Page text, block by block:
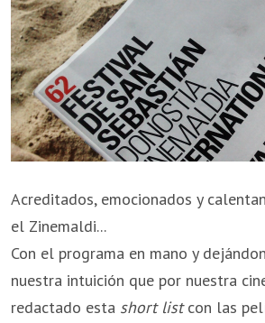
Acreditados, emocionados y
el Zinemaldi...
Con el programa en mano y
nuestra intuición que por nuestra
redactado esta short listcon las